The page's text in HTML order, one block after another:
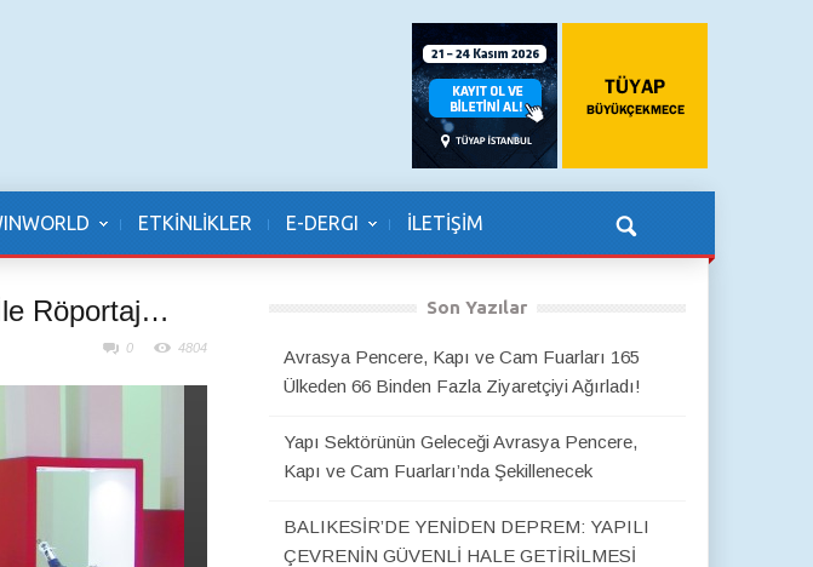
ETKİNLİKLER E-DERGI İLETİŞİM
Röportaj…
0 4804
Son Yazılar
Avrasya Pencere, Kapı ve Cam Fuarları 165
Ülkeden 66 Binden Fazla Ziyaretçiyi Ağırladı!
Yapı Sektörünün Geleceği Avrasya Pencere,
Kapı ve Cam Fuarları’nda Şekillenecek
BALIKESİR’DE YENİDEN DEPREM: YAPILI
ÇEVRENİN GÜVENLİ HALE GETİRİLMESİ